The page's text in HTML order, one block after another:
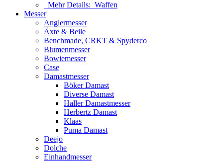
Mehr Details: Waffen
Messer
Anglermesser
Äxte & Beile
Benchmade, CRKT & Spyderco
Blumenmesser
Bowiemesser
Case
Damastmesser
Böker Damast
Diverse Damast
Haller Damastmesser
Herbertz Damast
Klaas
Puma Damast
Deejo
Dolche
Einhandmesser